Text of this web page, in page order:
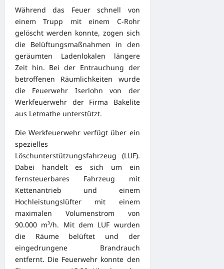
Während das Feuer schnell von
einem Trupp mit einem C-Rohr
gelöscht werden konnte, zogen sich
die Belüftungsmaßnahmen in den
geräumten Ladenlokalen längere
Zeit hin. Bei der Entrauchung der
betroffenen Räumlichkeiten wurde
die Feuerwehr Iserlohn von der
Werkfeuerwehr der Firma Bakelite
aus Letmathe unterstützt.
Die Werkfeuerwehr verfügt über ein
spezielles
Löschunterstützungsfahrzeug (LUF).
Dabei handelt es sich um ein
fernsteuerbares Fahrzeug mit
Kettenantrieb und einem
Hochleistungslüfter mit einem
maximalen Volumenstrom von
90.000 m³/h. Mit dem LUF wurden
die Räume belüftet und der
eingedrungene Brandrauch
entfernt. Die Feuerwehr konnte den